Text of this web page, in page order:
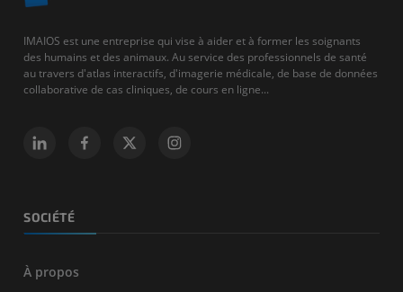
IMAIOS est une entreprise qui vise à aider et à former les soignants
des humains et des animaux. Au service des professionnels de santé
au travers d'atlas interactifs, d'imagerie médicale, de base de données
collaborative de cas cliniques, de cours en ligne...
SOCIÉTÉ
À propos